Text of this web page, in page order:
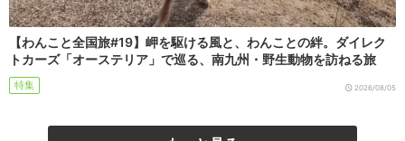
【わんこと全国旅#19】岬を駆ける風と、わんことの絆。ダイレク
トカーズ「オーステリア」で巡る、南九州・野生動物を訪ねる旅
特集 2026/08/05